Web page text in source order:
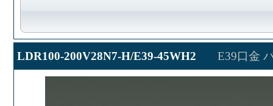
LDR100-200V28N7-H/E39-45WH2 E39口金